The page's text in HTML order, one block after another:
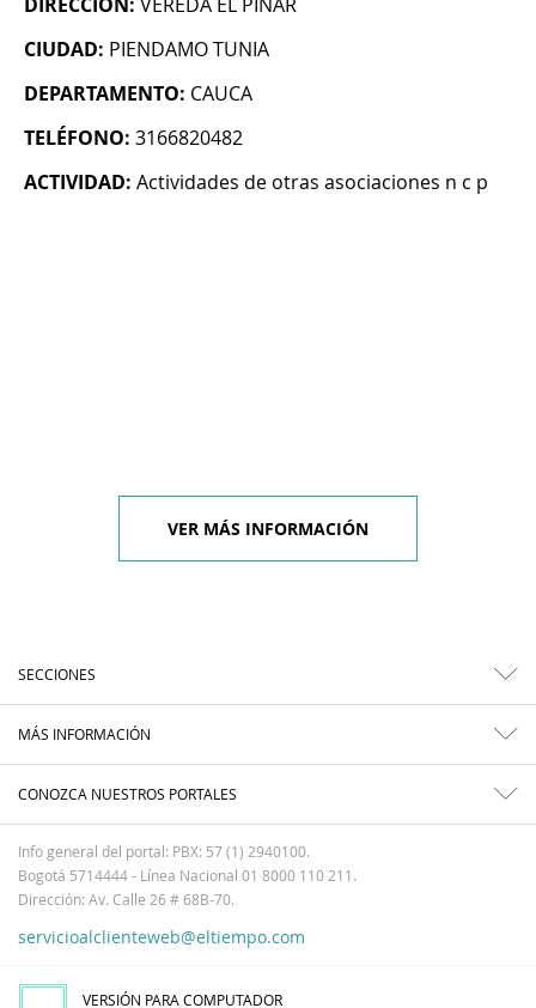
CIUDAD: PIENDAMO TUNIA
DEPARTAMENTO: CAUCA
TELÉFONO: 3166820482
ACTIVIDAD: Actividades de otras asociaciones n c p
VER MÁS INFORMACIÓN
SECCIONES
MÁS INFORMACIÓN
CONOZCA NUESTROS PORTALES
Info general del portal: PBX: 57 (1) 2940100.
Bogotá 5714444 - Línea Nacional 01 8000 110 211.
Dirección: Av. Calle 26 # 68B-70.
servicioalclienteweb@eltiempo.com
VERSIÓN PARA COMPUTADOR